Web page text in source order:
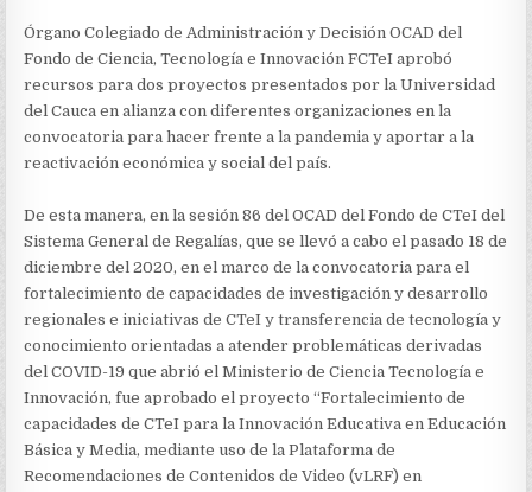
ORIENTADOS
PROBLEMÁTICAS
POR
COVID-
19
Órgano Colegiado de Administración y Decisión OCAD del
Fondo de Ciencia, Tecnología e Innovación FCTeI aprobó
recursos para dos proyectos presentados por la Universidad
del Cauca en alianza con diferentes organizaciones en la
convocatoria para hacer frente a la pandemia y aportar a la
reactivación económica y social del país.
De esta manera, en la sesión 86 del OCAD del Fondo de CTeI del
Sistema General de Regalías, que se llevó a cabo el pasado 18 de
diciembre del 2020, en el marco de la convocatoria para el
fortalecimiento de capacidades de investigación y desarrollo
regionales e iniciativas de CTeI y transferencia de tecnología y
conocimiento orientadas a atender problemáticas derivadas
del COVID-19 que abrió el Ministerio de Ciencia Tecnología e
Innovación, fue aprobado el proyecto “Fortalecimiento de
capacidades de CTeI para la Innovación Educativa en Educación
Básica y Media, mediante uso de la Plataforma de
Recomendaciones de Contenidos de Video (vLRF) en